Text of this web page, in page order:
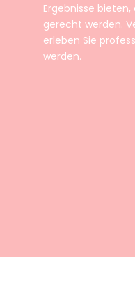
Ergebnisse
gerecht werden.
erleben Sie
werden.